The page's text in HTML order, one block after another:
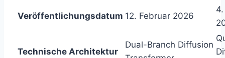
Veröffentlichungsdatum 12. Februar 2026
Technische Architektur
Dual-Branch Diffusion